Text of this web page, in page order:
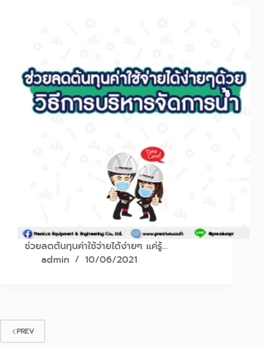
ช่วยลดต้นทุนค่าใช้จ่ายได้ง่ายๆ แค่รู้…
admin
10/06/2021
PREV